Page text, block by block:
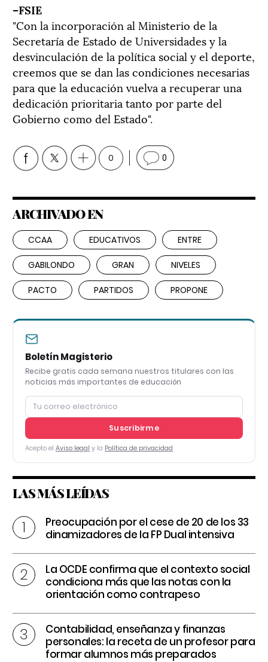
–FSIE
"Con la incorporación al Ministerio de la
Secretaría de Estado de Universidades y la
desvinculación de la política social y el deporte,
creemos que se dan las condiciones necesarias
para que la educación vuelva a recuperar una
dedicación prioritaria tanto por parte del
Gobierno como del Estado".
0 0
ARCHIVADO EN
CCAA EDUCATIVOS ENTRE
GABILONDO GRAN NIVELES
PACTO PARTIDOS PROPONE
Boletín Magisterio
Recibe gratis cada semana nuestros titulares con las
noticias más importantes de educación
Suscribirme
Acepto el Aviso legal y la Política de privacidad
LAS MÁS LEÍDAS
Preocupación por el cese de 20 de los 33
dinamizadores de la FP Dual intensiva
La OCDE confirma que el contexto social
condiciona más que las notas con la
orientación como contrapeso
Contabilidad, enseñanza y finanzas
personales: la receta de un profesor para
formar alumnos más preparados